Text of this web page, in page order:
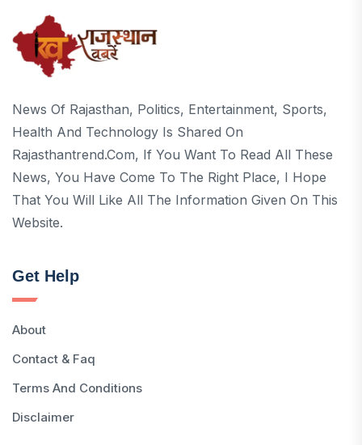
News Of Rajasthan, Politics, Entertainment, Sports,
Health And Technology Is Shared On
Rajasthantrend.com, If You Want To Read All These
News, You Have Come To The Right Place, I Hope
That You Will Like All The Information Given On This
Website.
Get Help
About
Contact & Faq
Terms And Conditions
Disclaimer